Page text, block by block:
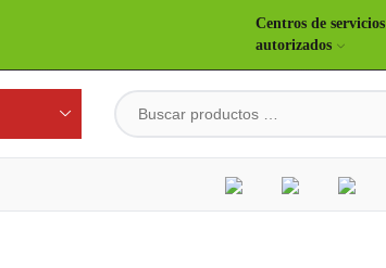
Centros de servicios
autorizados